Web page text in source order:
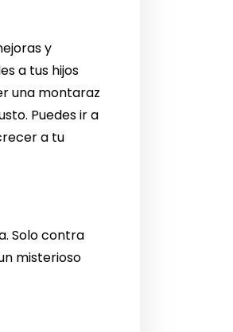
y
a tus hijos
una montaraz
Puedes ir a
a tu
Solo contra
misterioso